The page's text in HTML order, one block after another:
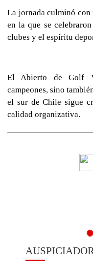
La jornada culminó
en la que se
clubes y el espíritu
El Abierto de Golf
campeones, sino
el sur de Chile sigue
calidad organizativa.